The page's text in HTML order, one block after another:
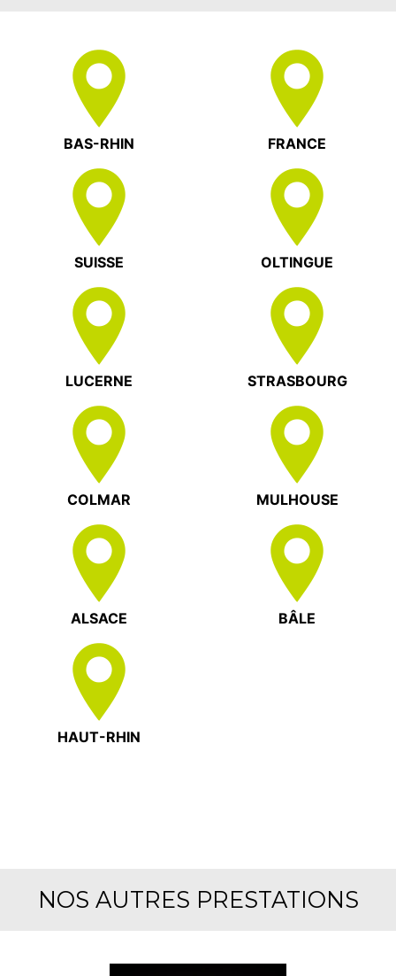
BAS-RHIN FRANCE
SUISSE OLTINGUE
LUCERNE STRASBOURG
COLMAR MULHOUSE
ALSACE BÂLE
HAUT-RHIN
NOS AUTRES PRESTATIONS